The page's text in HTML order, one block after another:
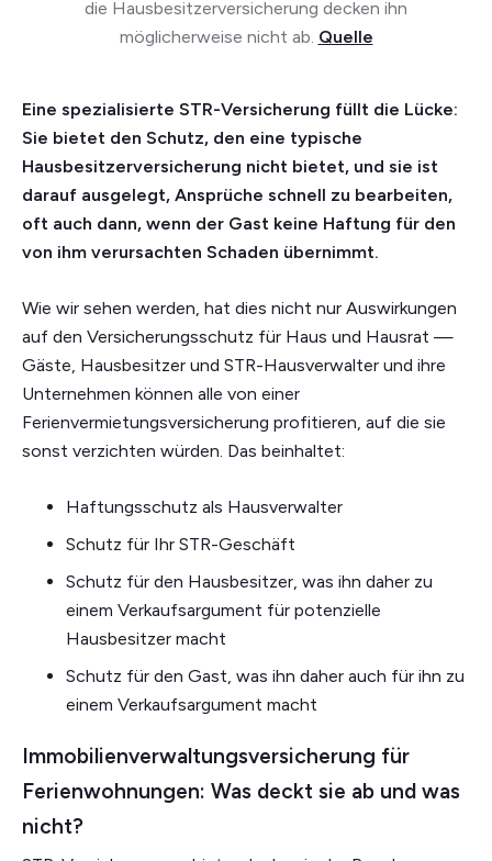
die Hausbesitzerversicherung decken ihn
möglicherweise nicht ab. Quelle
Eine spezialisierte STR-Versicherung füllt die Lücke:
Sie bietet den Schutz, den eine typische
Hausbesitzerversicherung nicht bietet, und sie ist
darauf ausgelegt, Ansprüche schnell zu bearbeiten,
oft auch dann, wenn der Gast keine Haftung für den
von ihm verursachten Schaden übernimmt.
Wie wir sehen werden, hat dies nicht nur Auswirkungen
auf den Versicherungsschutz für Haus und Hausrat —
Gäste, Hausbesitzer und STR-Hausverwalter und ihre
Unternehmen können alle von einer
Ferienvermietungsversicherung profitieren, auf die sie
sonst verzichten würden. Das beinhaltet:
Haftungsschutz als Hausverwalter
Schutz für Ihr STR-Geschäft
Schutz für den Hausbesitzer, was ihn daher zu
einem Verkaufsargument für potenzielle
Hausbesitzer macht
Schutz für den Gast, was ihn daher auch für ihn zu
einem Verkaufsargument macht
Immobilienverwaltungsversicherung für
Ferienwohnungen: Was deckt sie ab und was
nicht?